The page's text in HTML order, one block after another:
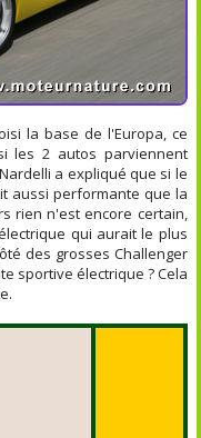
la base de l'Europa, ce
les 2 autos parviennent
a expliqué que si le
aussi performante que la
rien n'est encore certain,
qui aurait le plus
des grosses Challenger
sportive électrique ? Cela